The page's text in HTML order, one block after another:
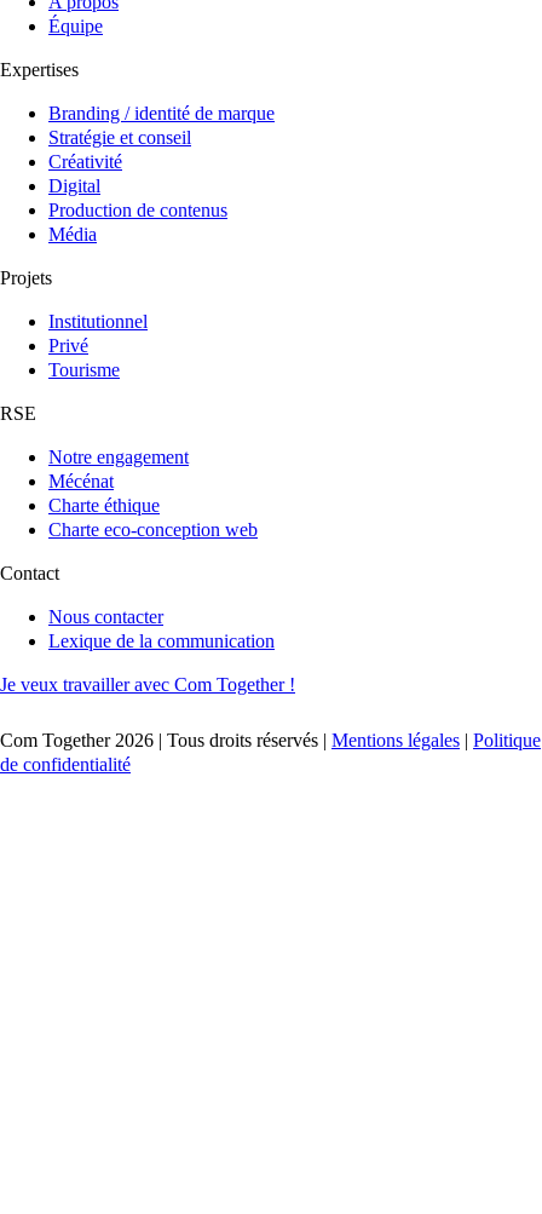
Équipe
Expertises
Branding / identité de marque
Stratégie et conseil
Créativité
Digital
Production de contenus
Média
Projets
Institutionnel
Privé
Tourisme
RSE
Notre engagement
Mécénat
Charte éthique
Charte eco-conception web
Contact
Nous contacter
Lexique de la communication
Je veux travailler avec Com Together !
Com Together 2026 | Tous droits réservés | Mentions légales | Politique
de confidentialité